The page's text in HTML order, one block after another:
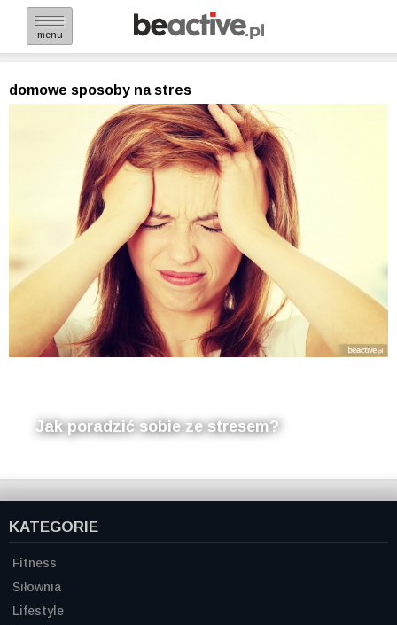
menu
domowe sposoby na stres
Jak poradzić sobie ze stresem?
KATEGORIE
Fitness
Siłownia
Lifestyle